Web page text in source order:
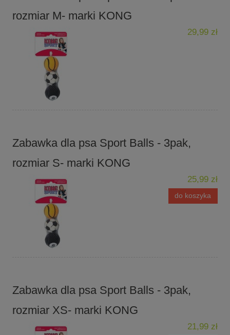
rozmiar M- marki KONG
29,99 zł
Zabawka dla psa Sport Balls - 3pak,
rozmiar S- marki KONG
25,99 zł
do koszyka
Zabawka dla psa Sport Balls - 3pak,
rozmiar XS- marki KONG
21,99 zł